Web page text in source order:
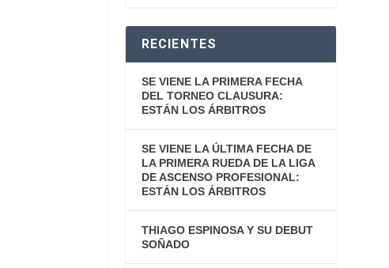
RECIENTES
SE VIENE LA PRIMERA FECHA
DEL TORNEO CLAUSURA:
ESTÁN LOS ÁRBITROS
SE VIENE LA ÚLTIMA FECHA DE
LA PRIMERA RUEDA DE LA LIGA
DE ASCENSO PROFESIONAL:
ESTÁN LOS ÁRBITROS
THIAGO ESPINOSA Y SU DEBUT
SOÑADO